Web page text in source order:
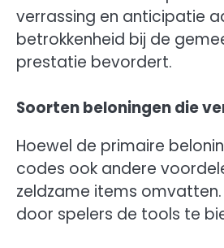
verrassing en anticipatie
betrokkenheid bij de
prestatie bevordert.
Soorten beloningen die
Hoewel de primaire
codes ook andere
zeldzame items
door spelers de tools te